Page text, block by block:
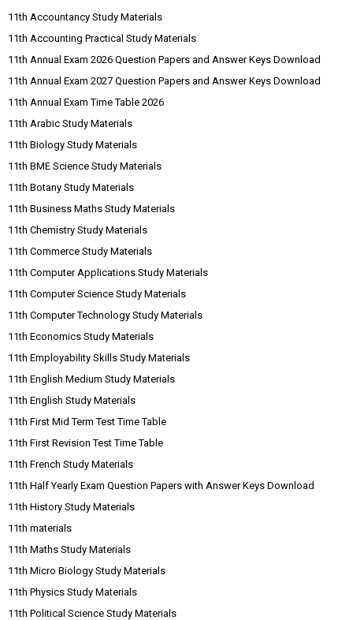
11th Accountancy Study Materials
11th Accounting Practical Study Materials
11th Annual Exam 2026 Question Papers and Answer Keys Download
11th Annual Exam 2027 Question Papers and Answer Keys Download
11th Annual Exam Time Table 2026
11th Arabic Study Materials
11th Biology Study Materials
11th BME Science Study Materials
11th Botany Study Materials
11th Business Maths Study Materials
11th Chemistry Study Materials
11th Commerce Study Materials
11th Computer Applications Study Materials
11th Computer Science Study Materials
11th Computer Technology Study Materials
11th Economics Study Materials
11th Employability Skills Study Materials
11th English Medium Study Materials
11th English Study Materials
11th First Mid Term Test Time Table
11th First Revision Test Time Table
11th French Study Materials
11th Half Yearly Exam Question Papers with Answer Keys Download
11th History Study Materials
11th materials
11th Maths Study Materials
11th Micro Biology Study Materials
11th Physics Study Materials
11th Political Science Study Materials